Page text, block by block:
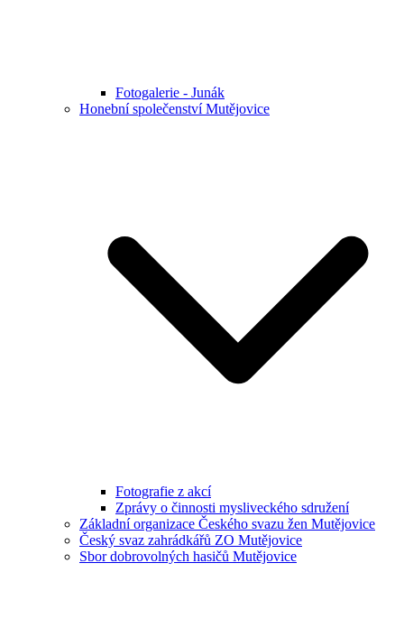
Fotogalerie - Junák
Honební společenství Mutějovice
Fotografie z akcí
Zprávy o činnosti mysliveckého sdružení
Základní organizace Českého svazu žen Mutějovice
Český svaz zahrádkářů ZO Mutějovice
Sbor dobrovolných hasičů Mutějovice